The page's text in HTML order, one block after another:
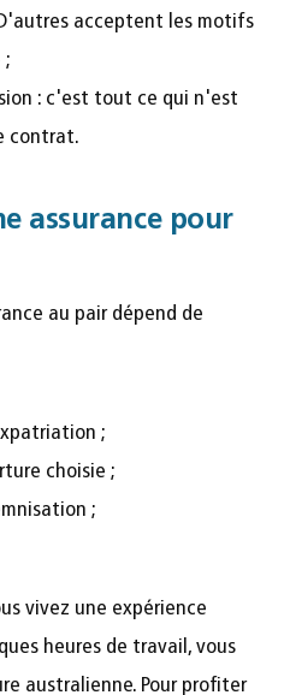
acceptent les motifs
;
: c'est tout ce qui n'est
contrat.
assurance pour
au pair dépend de
;
choisie ;
;
vivez une expérience
heures de travail, vous
australienne. Pour profiter